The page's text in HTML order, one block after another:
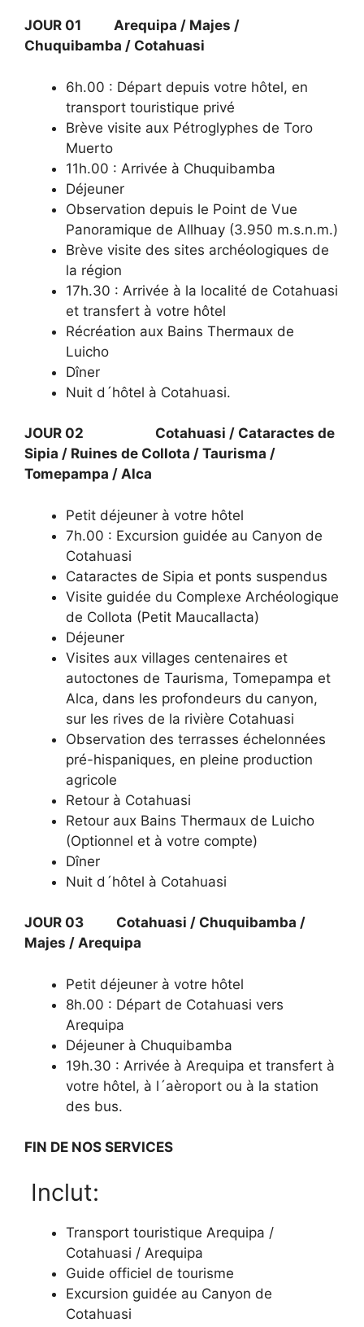
JOUR 01 Arequipa / Majes /
Chuquibamba / Cotahuasi
6h.00 : Départ depuis votre hôtel, en
transport touristique privé
Brève visite aux Pétroglyphes de Toro
Muerto
11h.00 : Arrivée à Chuquibamba
Déjeuner
Observation depuis le Point de Vue
Panoramique de Allhuay (3.950 m.s.n.m.)
Brève visite des sites archéologiques de
la région
17h.30 : Arrivée à la localité de Cotahuasi
et transfert à votre hôtel
Récréation aux Bains Thermaux de
Luicho
Dîner
Nuit d´hôtel à Cotahuasi.
JOUR 02 Cotahuasi / Cataractes de
Sipia / Ruines de Collota / Taurisma /
Tomepampa / Alca
Petit déjeuner à votre hôtel
7h.00 : Excursion guidée au Canyon de
Cotahuasi
Cataractes de Sipia et ponts suspendus
Visite guidée du Complexe Archéologique
de Collota (Petit Maucallacta)
Déjeuner
Visites aux villages centenaires et
autoctones de Taurisma, Tomepampa et
Alca, dans les profondeurs du canyon,
sur les rives de la rivière Cotahuasi
Observation des terrasses échelonnées
pré-hispaniques, en pleine production
agricole
Retour à Cotahuasi
Retour aux Bains Thermaux de Luicho
(Optionnel et à votre compte)
Dîner
Nuit d´hôtel à Cotahuasi
JOUR 03 Cotahuasi / Chuquibamba /
Majes / Arequipa
Petit déjeuner à votre hôtel
8h.00 : Départ de Cotahuasi vers
Arequipa
Déjeuner à Chuquibamba
19h.30 : Arrivée à Arequipa et transfert à
votre hôtel, à l´aèroport ou à la station
des bus.
FIN DE NOS SERVICES
Inclut:
Transport touristique Arequipa /
Cotahuasi / Arequipa
Guide officiel de tourisme
Excursion guidée au Canyon de
Cotahuasi